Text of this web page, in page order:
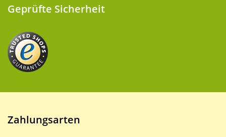
Geprüfte Sicherheit
Zahlungsarten